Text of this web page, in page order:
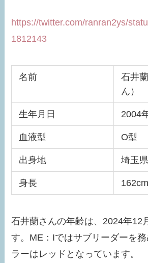
https://twitter.com/ranran2ys/
1812143
名前
石井
ん）
生年月日 2004
血液型 O型
出身地 埼玉県
身長 162cm
石井蘭さんの年齢は、2024年12
す。ME：Iではサブリーダーを
ラーはレッドとなっています。